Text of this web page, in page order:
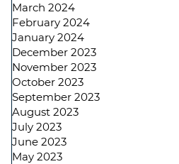
March 2024
February 2024
January 2024
December 2023
November 2023
October 2023
September 2023
August 2023
July 2023
June 2023
May 2023